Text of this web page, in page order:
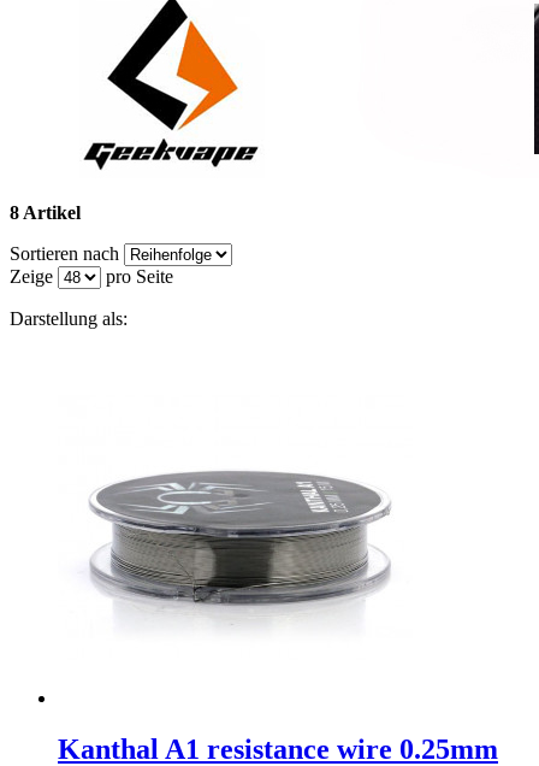
8 Artikel
Sortieren nach
Zeige
pro Seite
Darstellung als:
Kanthal A1 resistance wire 0.25mm